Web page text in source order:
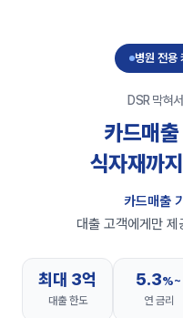
병원 전용
DSR 막혀
카드매
식자재까
카드매출
대출 고객에게만 제
최대 3억
대출 한도
5.3%~
연 금리